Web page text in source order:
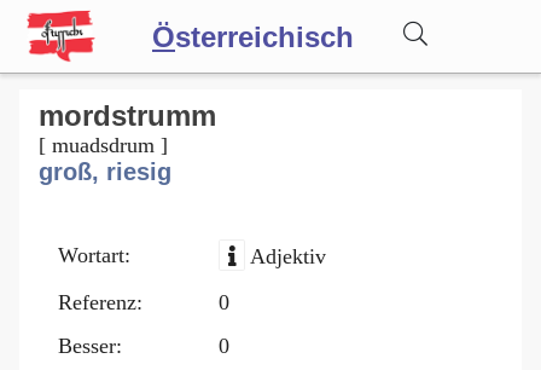
Österreichisch
Wörterbuch
Forum
Blog
mordstrumm
[ muadsdrum ]
groß, riesig
Wortart:
Adjektiv
Referenz:
0
Besser:
0